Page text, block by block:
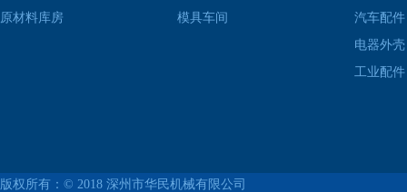
原材料库房
模具车间
汽车配件
电器外壳
工业配件
版权所有：© 2018 深州市华民机械有限公司